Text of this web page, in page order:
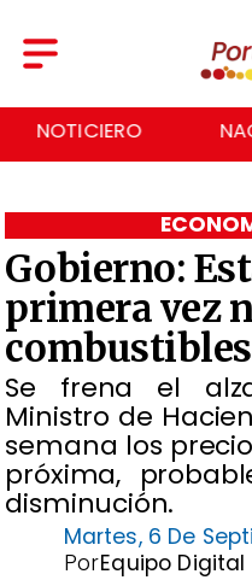
NACIONAL
Gobierno:
primera vez
combustibles
Se frena el
Ministro de
semana los
próxima,
disminución.
Martes, 6 De
Equipo Digital
Por